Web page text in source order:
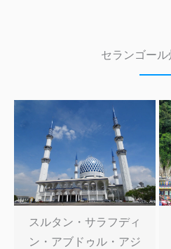
セランゴー
スルタン・サラフディ
ン・アブドゥル・アジ